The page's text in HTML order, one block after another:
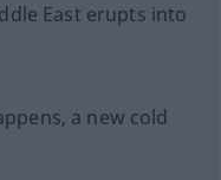
East erupts into
a new cold